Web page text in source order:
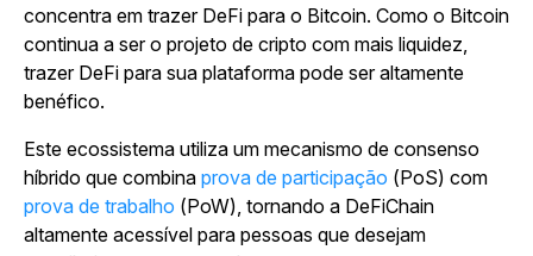
concentra em trazer DeFi para o Bitcoin. Como o Bitcoin
continua a ser o projeto de cripto com mais liquidez,
trazer DeFi para sua plataforma pode ser altamente
benéfico.
Este ecossistema utiliza um mecanismo de consenso
híbrido que combina prova de participação (PoS) com
prova de trabalho (PoW), tornando a DeFiChain
altamente acessível para pessoas que desejam